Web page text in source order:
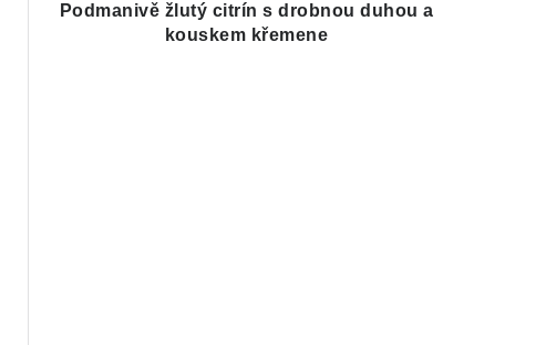
Podmanivě žlutý citrín s drobnou duhou a
kouskem křemene